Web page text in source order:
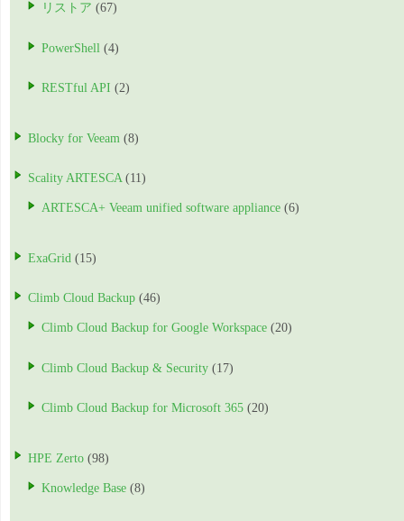
リストア (67)
PowerShell (4)
RESTful API (2)
Blocky for Veeam (8)
Scality ARTESCA (11)
ARTESCA+ Veeam unified software appliance (6)
ExaGrid (15)
Climb Cloud Backup (46)
Climb Cloud Backup for Google Workspace (20)
Climb Cloud Backup & Security (17)
Climb Cloud Backup for Microsoft 365 (20)
HPE Zerto (98)
Knowledge Base (8)